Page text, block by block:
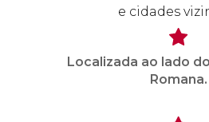
e cidades
Localizada ao lado
Romana.